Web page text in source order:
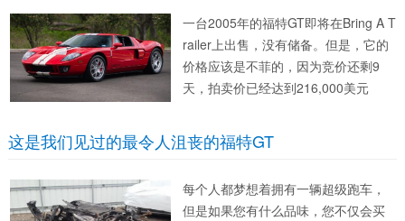
一台2005年的福特GT即将在Bring A T
railer上出售，没有储备。但是，它的
价格应该是不菲的，因为竞价还剩9
天，拍卖价已经达到216,000美元
这是我们见过的最令人沮丧的福特GT
每个人都梦想着拥有一辆超级跑车，
但是如果您有什么品味，您不仅会买